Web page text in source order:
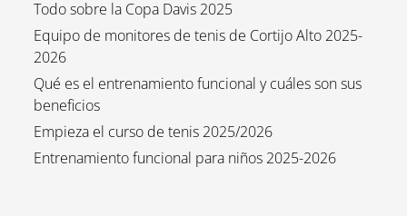
Todo sobre la Copa Davis 2025
Equipo de monitores de tenis de Cortijo Alto 2025-
2026
Qué es el entrenamiento funcional y cuáles son sus
beneficios
Empieza el curso de tenis 2025/2026
Entrenamiento funcional para niños 2025-2026